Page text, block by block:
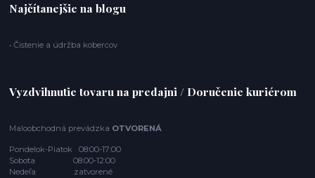
Najčítanejšie na blogu
• Čistenie a údržba kobercov
Vyzdvihnutie tovaru na predajni / Doručenie kuriérom
Maloobchodná prevádzka OTVORENÁ
Pondelok-Piatok 08:00-17:00
Sobota 08:00-12:00
Nedeľa zatvorené